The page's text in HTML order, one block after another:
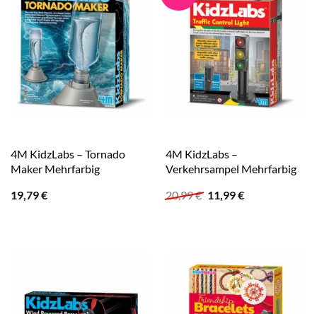
4M KidzLabs – Tornado
Maker Mehrfarbig
19,79€
4M KidzLabs –
Verkehrsampel Mehrfarbig
20,99€ Ursprünglicher
11,99€Aktueller